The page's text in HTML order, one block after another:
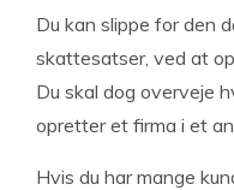
Du kan slippe for den
skattesatser, ved at
Du skal dog overveje
opretter et firma i et
Hvis du har mange